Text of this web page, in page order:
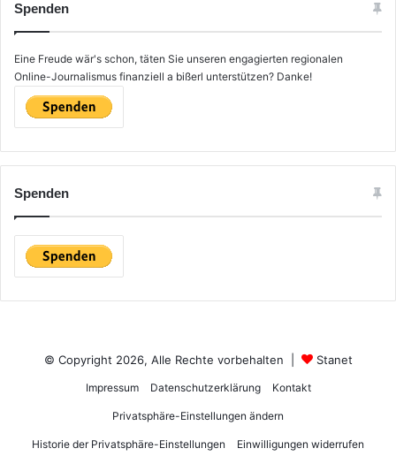
Spenden
Eine Freude wär's schon, täten Sie unseren engagierten regionalen
Online-Journalismus finanziell a bißerl unterstützen? Danke!
Spenden
© Copyright 2026, Alle Rechte vorbehalten | Stanet
Impressum Datenschutzerklärung Kontakt
Privatsphäre-Einstellungen ändern
Historie der Privatsphäre-Einstellungen Einwilligungen widerrufen